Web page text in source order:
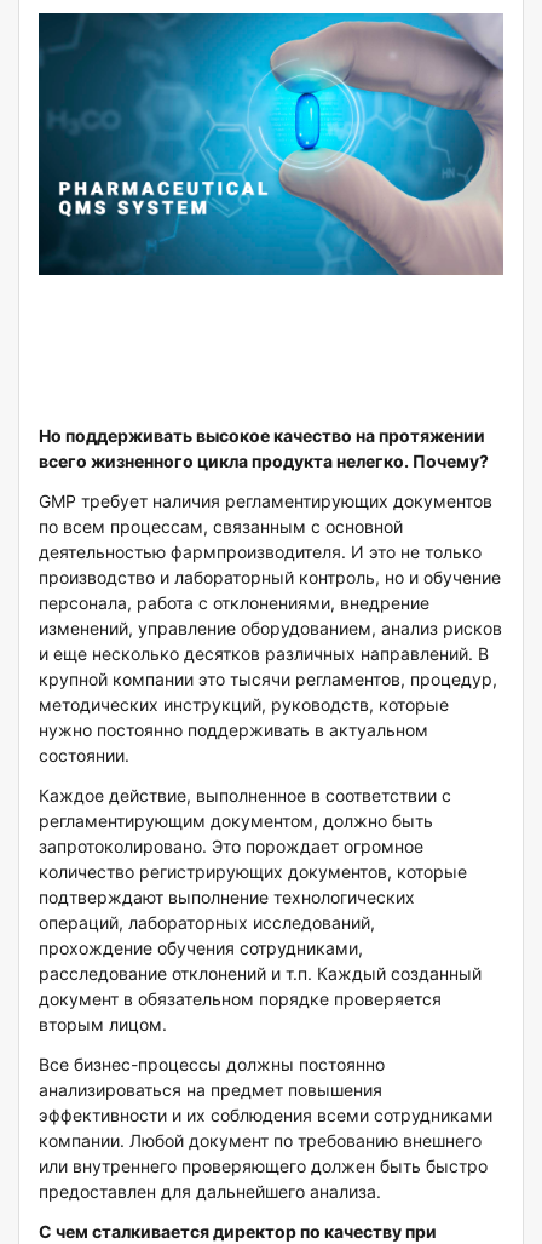
Но поддерживать высокое качество на протяжении
всего жизненного цикла продукта нелегко. Почему?
GMP требует наличия регламентирующих документов
по всем процессам, связанным с основной
деятельностью фармпроизводителя. И это не только
производство и лабораторный контроль, но и обучение
персонала, работа с отклонениями, внедрение
изменений, управление оборудованием, анализ рисков
и еще несколько десятков различных направлений. В
крупной компании это тысячи регламентов, процедур,
методических инструкций, руководств, которые
нужно постоянно поддерживать в актуальном
состоянии.
Каждое действие, выполненное в соответствии с
регламентирующим документом, должно быть
запротоколировано. Это порождает огромное
количество регистрирующих документов, которые
подтверждают выполнение технологических
операций, лабораторных исследований,
прохождение обучения сотрудниками,
расследование отклонений и т.п. Каждый созданный
документ в обязательном порядке проверяется
вторым лицом.
Все бизнес-процессы должны постоянно
анализироваться на предмет повышения
эффективности и их соблюдения всеми сотрудниками
компании. Любой документ по требованию внешнего
или внутреннего проверяющего должен быть быстро
предоставлен для дальнейшего анализа.
С чем сталкивается директор по качеству при